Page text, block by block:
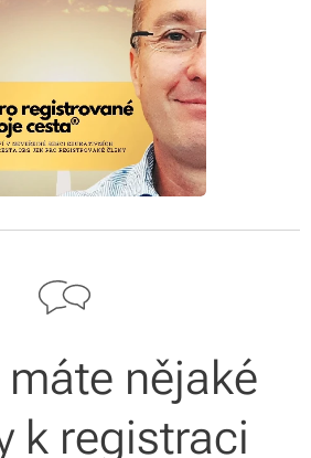
máte nějaké
k registraci